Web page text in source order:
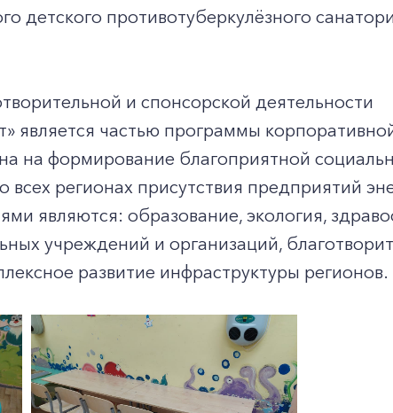
детского противотуберкулёзного
и спонсорской деятельности
является частью программы
на формирование благоприятной
всех регионах присутствия предприятий
являются: образование, экология,
учреждений и организаций,
развитие инфраструктуры регионов.